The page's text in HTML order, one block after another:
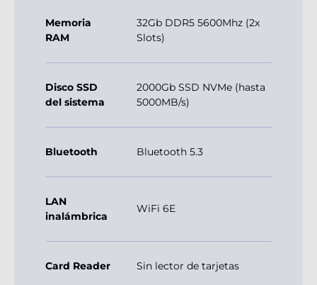
Memoria
RAM
32Gb DDR5 5600Mhz (2x
Slots)
Disco SSD
del sistema
2000Gb SSD NVMe (hasta
5000MB/s)
Bluetooth Bluetooth 5.3
LAN
inalámbrica
WiFi 6E
Card Reader Sin lector de tarjetas